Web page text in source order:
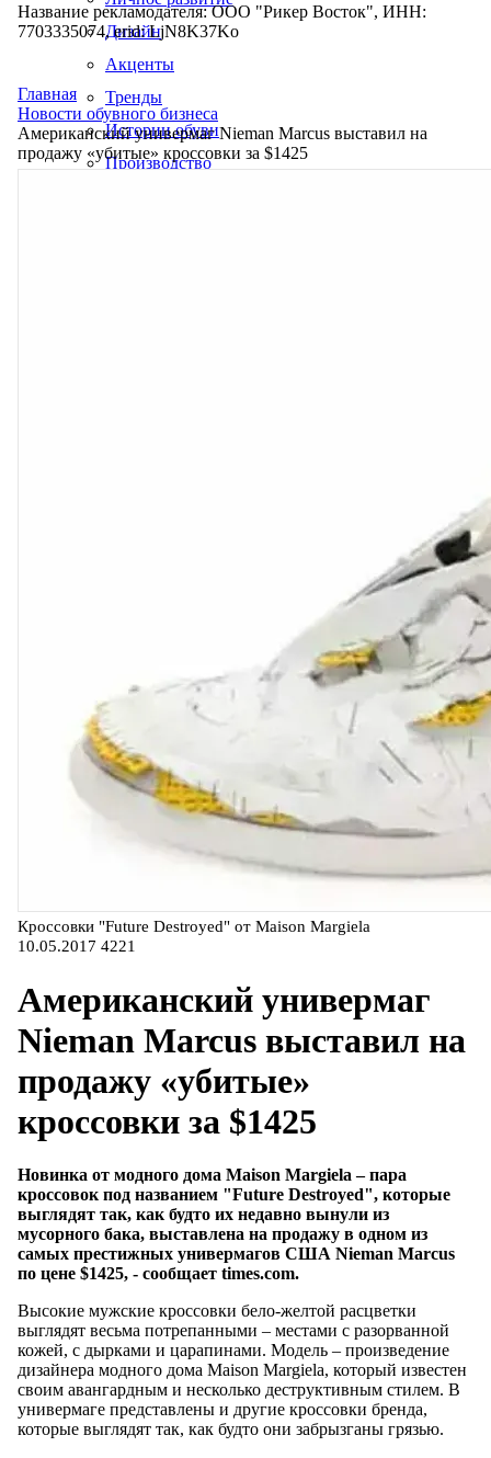
Дизайн
Акценты
Тренды
Истории обуви
Производство
Название рекламодателя: ООО "Рикер Восток", ИНН:
7703335074, erid: LjN8K37Ko
Главная
Новости обувного бизнеса
Американский универмаг Nieman Marcus выставил на
продажу «убитые» кроссовки за $1425
Кроссовки "Future Destroyed" от Maison Margiela
10.05.2017 4221
Американский универмаг
Nieman Marcus выставил на
продажу «убитые»
кроссовки за $1425
Новинка от модного дома Maison Margiela – пара
кроссовок под названием "Future Destroyed", которые
выглядят так, как будто их недавно вынули из
мусорного бака, выставлена на продажу в одном из
самых престижных универмагов США Nieman Marcus
по цене $1425, - сообщает times.com.
Высокие мужские кроссовки бело-желтой расцветки
выглядят весьма потрепанными – местами с разорванной
кожей, с дырками и царапинами. Модель – произведение
дизайнера модного дома Maison Margiela, который известен
своим авангардным и несколько деструктивным стилем. В
универмаге представлены и другие кроссовки бренда,
которые выглядят так, как будто они забрызганы грязью.